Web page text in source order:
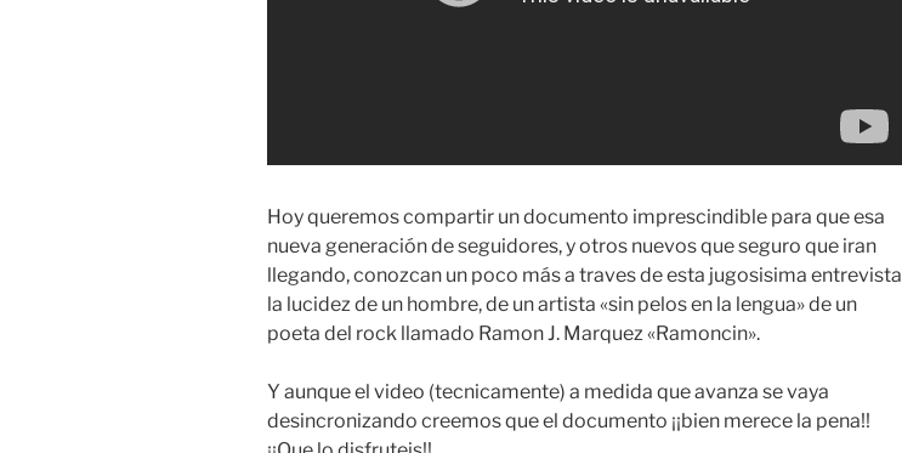
Hoy queremos compartir un documento imprescindible para que esa
nueva generación de seguidores, y otros nuevos que seguro que iran
llegando, conozcan un poco más a traves de esta jugosisima entrevista
la lucidez de un hombre, de un artista «sin pelos en la lengua» de un
poeta del rock llamado Ramon J. Marquez «Ramoncin».
Y aunque el video (tecnicamente) a medida que avanza se vaya
desincronizando creemos que el documento ¡¡bien merece la pena!!